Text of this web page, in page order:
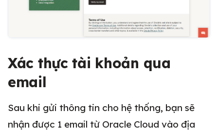
Xác thực tài khoản qua
email
Sau khi gửi thông tin cho hệ thống, bạn sẽ
nhận được 1 email từ Oracle Cloud vào địa